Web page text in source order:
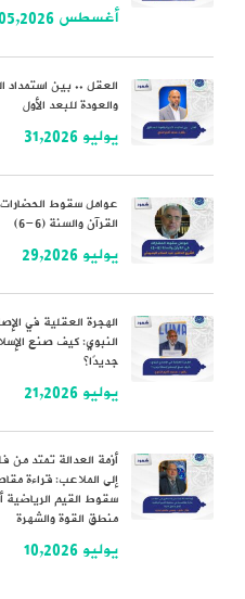
أغسطس 05,2026
العقل .. بين استمداد
والعودة للبعد الأول
يوليو 31,2026
عوامل سقوط
القرآن والسنة (6-6)
يوليو 29,2026
الهجرة العقلية في
النبوي: كيف صنع
جديدًا؟
يوليو 21,2026
أزمة العدالة تمتد
إلى الملاعب: قراءة
سقوط القيم الرياضية
منطق القوة والشهرة
يوليو 10,2026